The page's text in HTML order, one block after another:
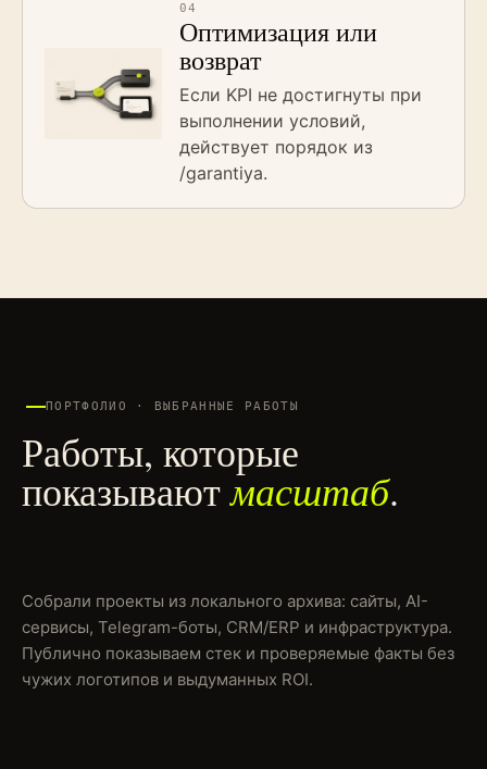
04
Оптимизация или
возврат
Если KPI не достигнуты при
выполнении условий,
действует порядок из
/garantiya.
ПОРТФОЛИО · ВЫБРАННЫЕ РАБОТЫ
Работы, которые
показываютмасштаб.
Собрали проекты из локального архива: сайты, AI-
сервисы, Telegram-боты, CRM/ERP и инфраструктура.
Публично показываем стек и проверяемые факты без
чужих логотипов и выдуманных ROI.